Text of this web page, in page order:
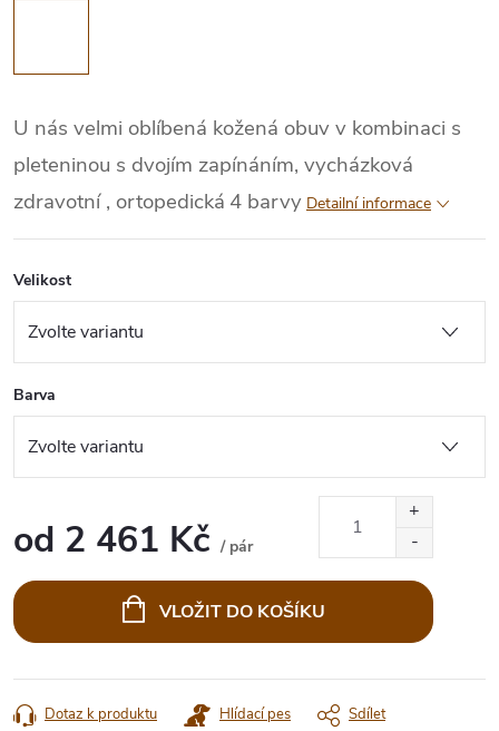
U nás velmi oblíbená kožená obuv v kombinaci s
pleteninou s dvojím zapínáním, vycházková
zdravotní , ortopedická 4 barvy Detailní informace
Velikost
Barva
od 2 461 Kč / pár
cena:
VLOŽIT DO KOŠÍKU
Dotaz k produktu Hlídací pes Sdílet